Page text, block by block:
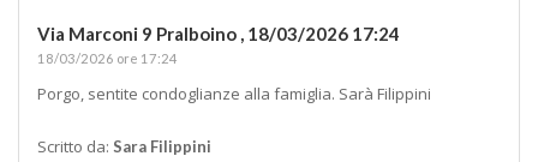
Via Marconi 9 Pralboino , 18/03/2026 17:24
18/03/2026 ore 17:24
Porgo, sentite condoglianze alla famiglia. Sarà Filippini
Scritto da: Sara Filippini